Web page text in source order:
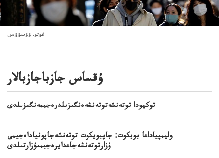
فوتو: ۆۆسۆۆس
ۇقساس جازباجازبالار
توكيودا توتەنشەتوتەنشەەنگىزىلدرەجيمەنگىزىلدى
وليمپياداعا بويكوت: جاپبويكوت توتەنشەجاپونياداەجيمى
ۇزارتوتەنشەجاعدايرەجيمىۇزارتىلدى